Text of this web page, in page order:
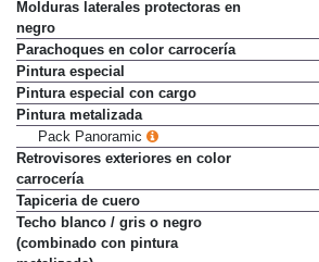
Molduras laterales protectoras en
negro
Parachoques en color carrocería
Pintura especial
Pintura especial con cargo
Pintura metalizada
Pack Panoramic
Retrovisores exteriores en color
carrocería
Tapiceria de cuero
Techo blanco / gris o negro
(combinado con pintura